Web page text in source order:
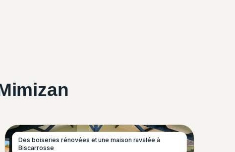
Des boiseries rénovées et une maison ravalée à
Biscarrosse